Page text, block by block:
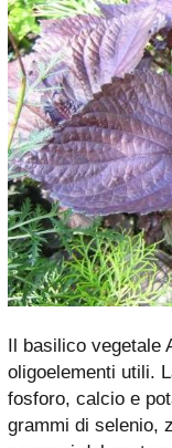
Il basilico vegetale
oligoelementi utili.
fosforo, calcio e
grammi di selenio,